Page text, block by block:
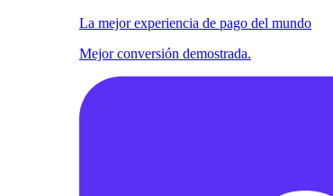
La mejor experiencia de pago del mundo
Mejor conversión demostrada.